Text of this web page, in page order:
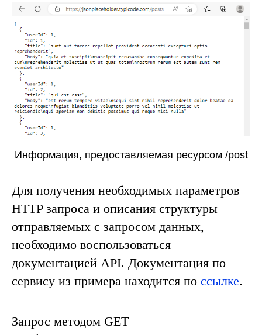
Информация, предоставляемая ресурсом /post
Для получения необходимых параметров
HTTP запроса и описания структуры
отправляемых с запросом данных,
необходимо воспользоваться
документацией API. Документация по
сервису из примера находится по ссылке.
Запрос методом GET